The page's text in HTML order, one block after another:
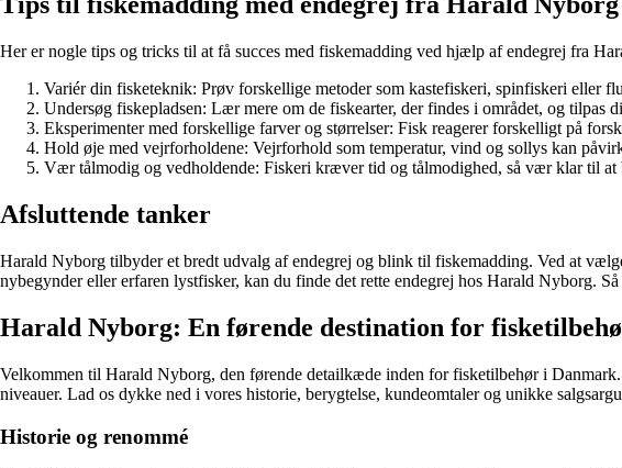
Her er nogle tips og tricks til at få succes med fiskemadding ved hjælp af endegrej fra
Variér din fisketeknik: Prøv forskellige metoder som kastefiskeri, spinfiskeri eller
Undersøg fiskepladsen: Lær mere om de fiskearter, der findes i området, og tilpas
Eksperimenter med forskellige farver og størrelser: Fisk reagerer forskelligt på
Hold øje med vejrforholdene: Vejrforhold som temperatur, vind og sollys kan
Vær tålmodig og vedholdende: Fiskeri kræver tid og tålmodighed, så vær klar til at
Afsluttende tanker
Harald Nyborg tilbyder et bredt udvalg af endegrej og blink til fiskemadding. Ved at
nybegynder eller erfaren lystfisker, kan du finde det rette endegrej hos Harald Nyborg.
Harald Nyborg: En førende destination for
Velkommen til Harald Nyborg, den førende detailkæde inden for fisketilbehør i
niveauer. Lad os dykke ned i vores historie, berygtelse, kundeomtaler og unikke
Historie og renommé